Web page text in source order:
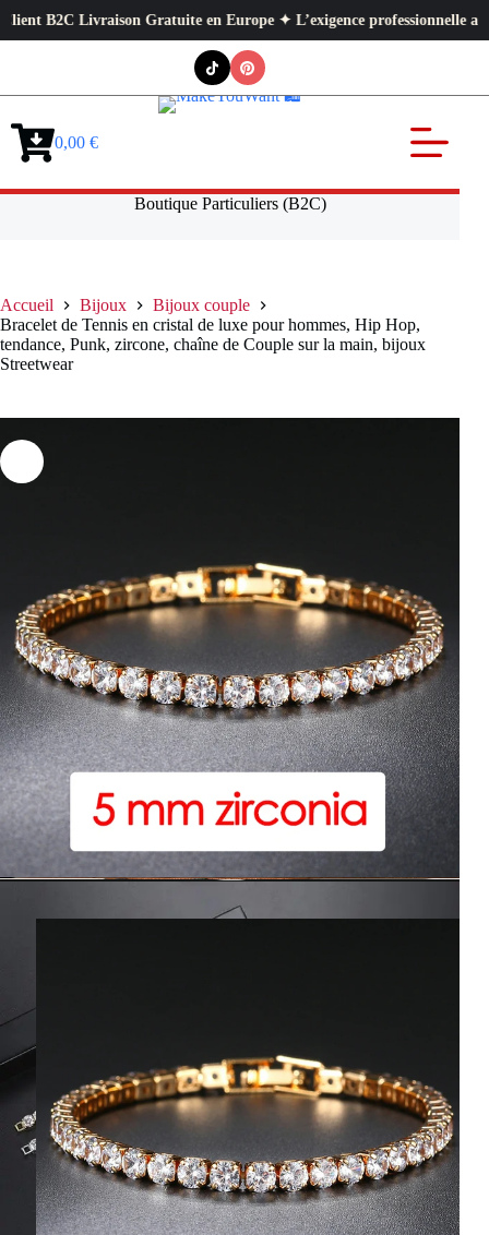
Livraison Gratuite en Europe ✦ L’exigence professionnelle au
Panier0,00 €
Boutique Particuliers (B2C)
Accueil Bijoux
Bijoux couple
Bracelet de Tennis en cristal de luxe pour hommes, Hip Hop,
tendance, Punk, zircone, chaîne de Couple sur la main, bijoux
Streetwear